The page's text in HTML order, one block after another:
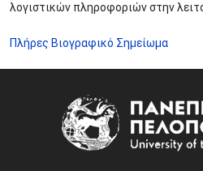
λογιστικών πληροφοριών στην
Πλήρες Βιογραφικό Σημείωμα